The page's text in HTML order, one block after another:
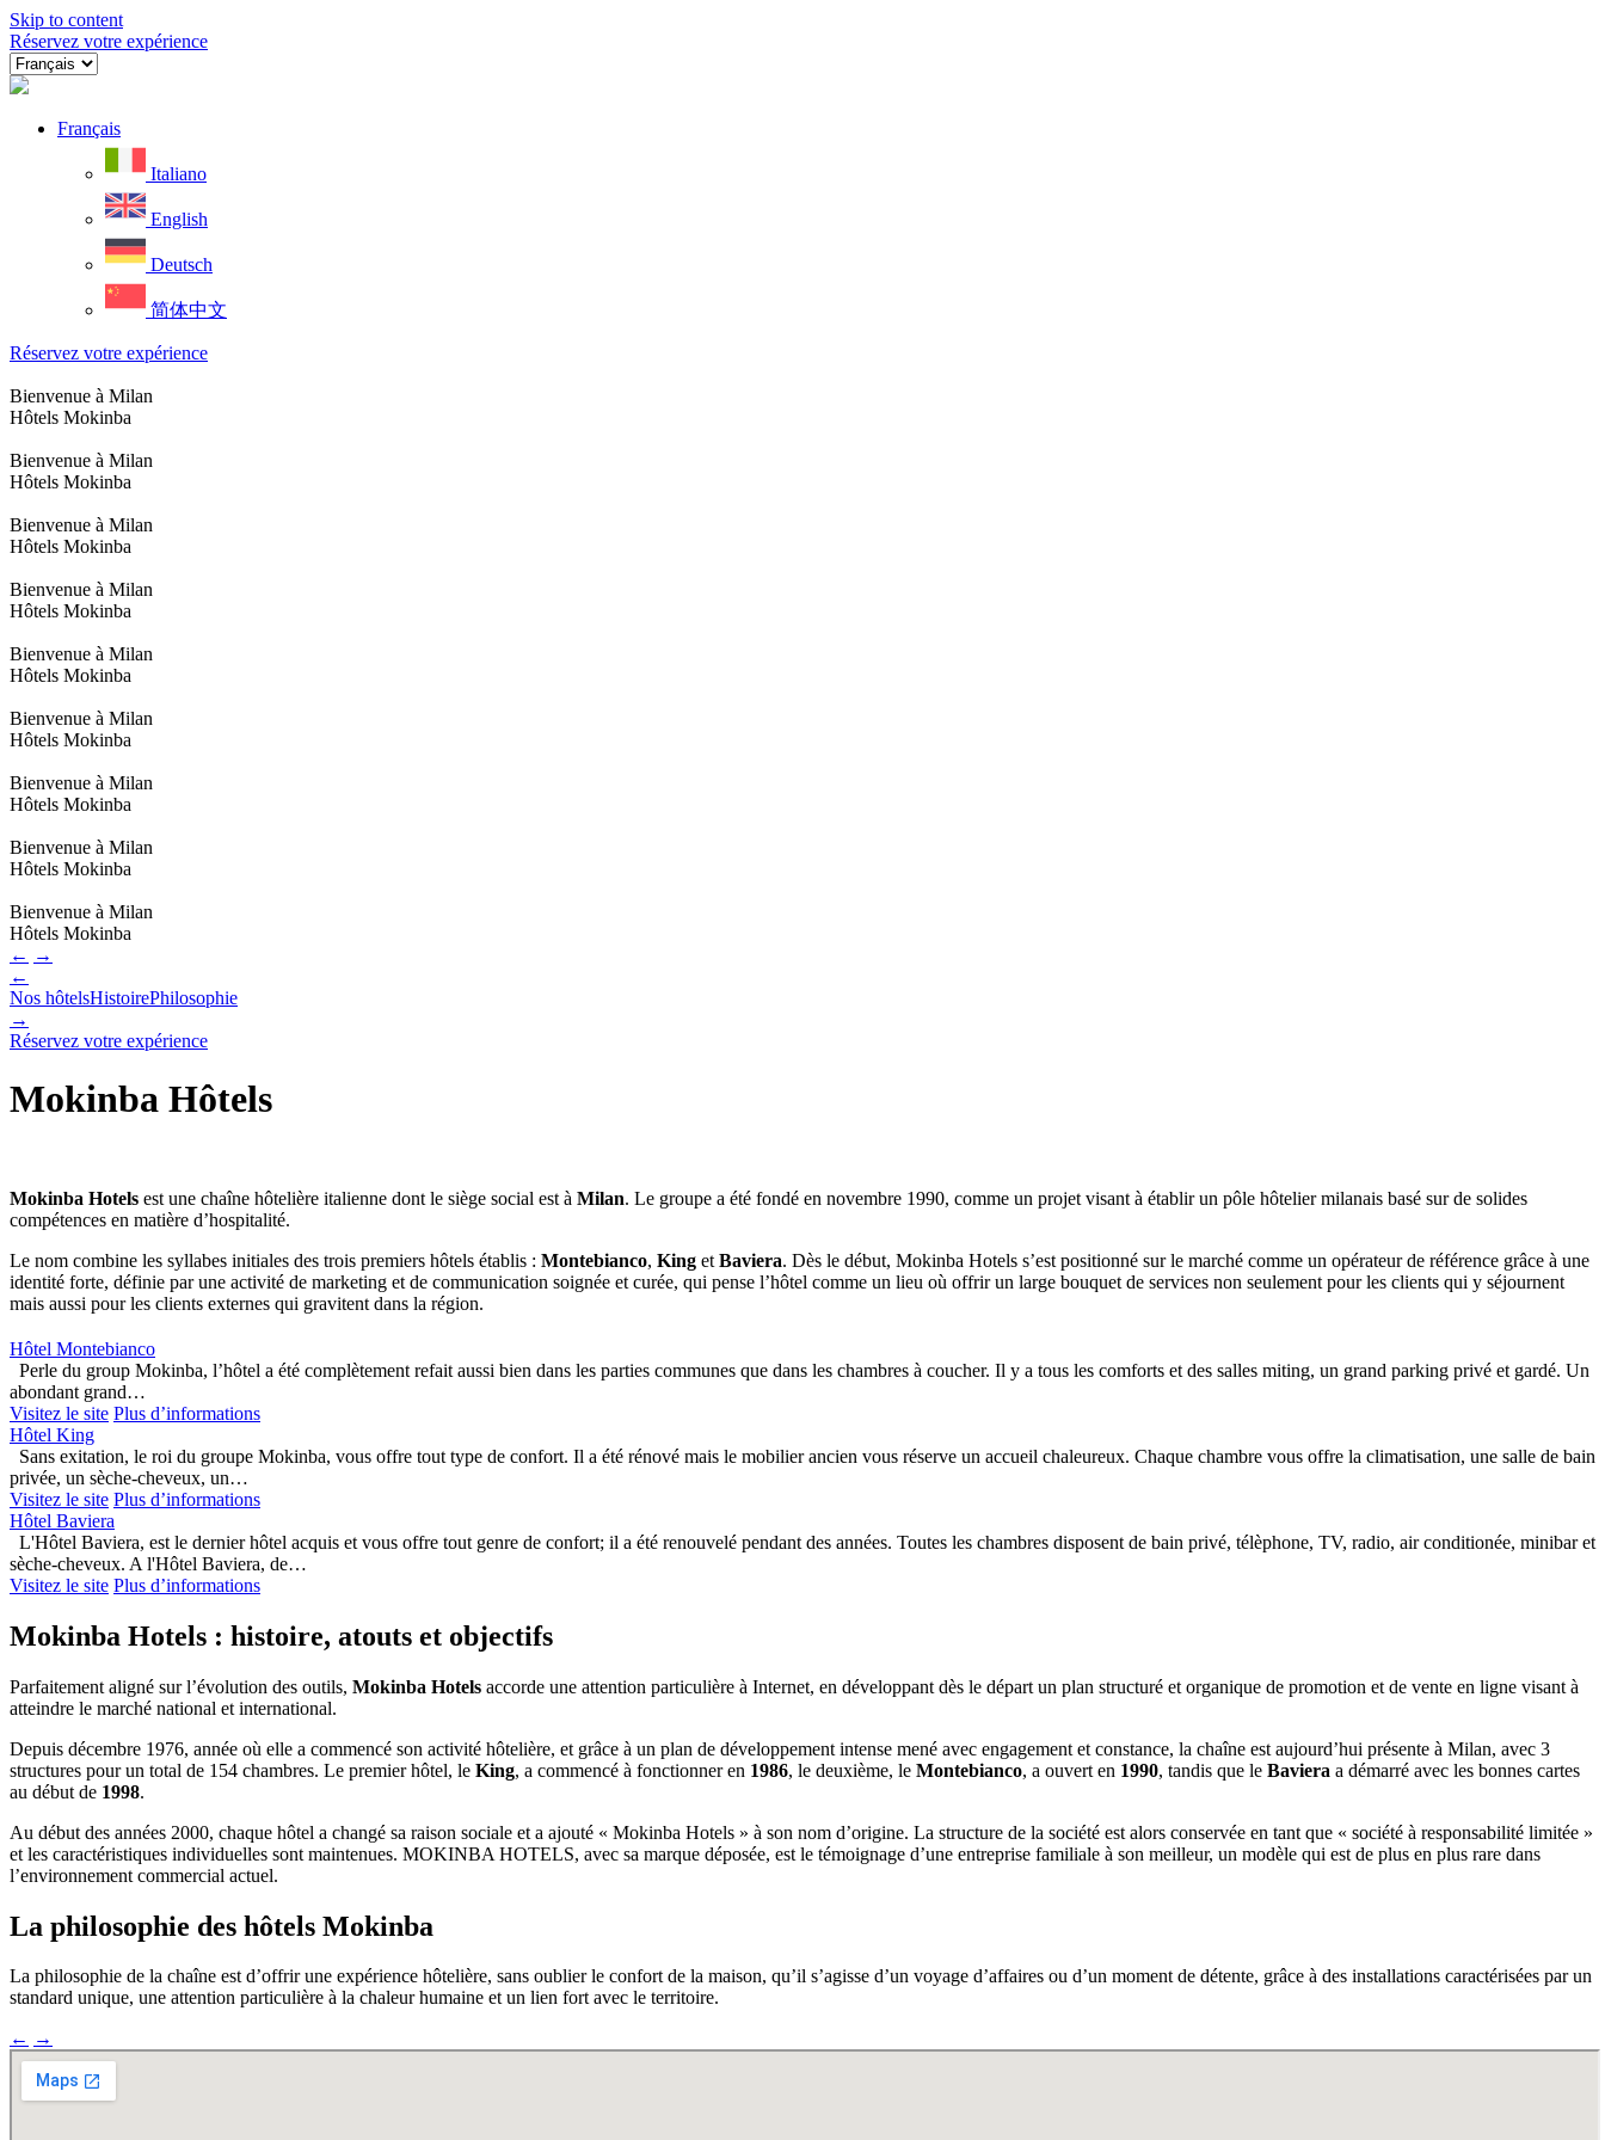
Skip to content
Réservez votre expérience
Français
Italiano
English
Deutsch
简体中文
Réservez votre expérience
Bienvenue à Milan
Hôtels Mokinba
Bienvenue à Milan
Hôtels Mokinba
Bienvenue à Milan
Hôtels Mokinba
Bienvenue à Milan
Hôtels Mokinba
Bienvenue à Milan
Hôtels Mokinba
Bienvenue à Milan
Hôtels Mokinba
Bienvenue à Milan
Hôtels Mokinba
Bienvenue à Milan
Hôtels Mokinba
Bienvenue à Milan
Hôtels Mokinba
← →
←
Nos hôtelsHistoirePhilosophie
→
Réservez votre expérience
Mokinba Hôtels
Mokinba Hotels est une chaîne hôtelière italienne dont le siège social est à Milan. Le groupe a été fondé en novembre 1990, comme un projet visant à établir un pôle hôtelier milanais basé sur de solides
compétences en matière d’hospitalité.
Le nom combine les syllabes initiales des trois premiers hôtels établis : Montebianco, King et Baviera. Dès le début, Mokinba Hotels s’est positionné sur le marché comme un opérateur de référence grâce à une
identité forte, définie par une activité de marketing et de communication soignée et curée, qui pense l’hôtel comme un lieu où offrir un large bouquet de services non seulement pour les clients qui y séjournent
mais aussi pour les clients externes qui gravitent dans la région.
Hôtel Montebianco
Perle du group Mokinba, l’hôtel a été complètement refait aussi bien dans les parties communes que dans les chambres à coucher. Il y a tous les comforts et des salles miting, un grand parking privé et gardé. Un
abondant grand…
Visitez le site Plus d’informations
Hôtel King
Sans exitation, le roi du groupe Mokinba, vous offre tout type de confort. Il a été rénové mais le mobilier ancien vous réserve un accueil chaleureux. Chaque chambre vous offre la climatisation, une salle de bain
privée, un sèche-cheveux, un…
Visitez le site Plus d’informations
Hôtel Baviera
L'Hôtel Baviera, est le dernier hôtel acquis et vous offre tout genre de confort; il a été renouvelé pendant des années. Toutes les chambres disposent de bain privé, télèphone, TV, radio, air conditionée, minibar et
sèche-cheveux. A l'Hôtel Baviera, de…
Visitez le site Plus d’informations
Mokinba Hotels : histoire, atouts et objectifs
Parfaitement aligné sur l’évolution des outils, Mokinba Hotels accorde une attention particulière à Internet, en développant dès le départ un plan structuré et organique de promotion et de vente en ligne visant à
atteindre le marché national et international.
Depuis décembre 1976, année où elle a commencé son activité hôtelière, et grâce à un plan de développement intense mené avec engagement et constance, la chaîne est aujourd’hui présente à Milan, avec 3
structures pour un total de 154 chambres. Le premier hôtel, le King, a commencé à fonctionner en 1986, le deuxième, le Montebianco, a ouvert en 1990, tandis que le Baviera a démarré avec les bonnes cartes
au début de 1998.
Au début des années 2000, chaque hôtel a changé sa raison sociale et a ajouté « Mokinba Hotels » à son nom d’origine. La structure de la société est alors conservée en tant que « société à responsabilité limitée »
et les caractéristiques individuelles sont maintenues. MOKINBA HOTELS, avec sa marque déposée, est le témoignage d’une entreprise familiale à son meilleur, un modèle qui est de plus en plus rare dans
l’environnement commercial actuel.
La philosophie des hôtels Mokinba
La philosophie de la chaîne est d’offrir une expérience hôtelière, sans oublier le confort de la maison, qu’il s’agisse d’un voyage d’affaires ou d’un moment de détente, grâce à des installations caractérisées par un
standard unique, une attention particulière à la chaleur humaine et un lien fort avec le territoire.
← →